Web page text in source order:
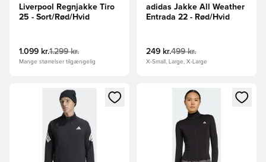
Liverpool Regnjakke Tiro
25 - Sort/Rød/Hvid
1.099 kr.1.299 kr.
Mange størrelser tilgængelig
adidas Jakke All Weather
Entrada 22 - Rød/Hvid
249 kr.499 kr.
X-Small, Large, X-Large
Åbner en Modal til at logge ind eller tilmelde dig som
Åbner en Modal til at logge